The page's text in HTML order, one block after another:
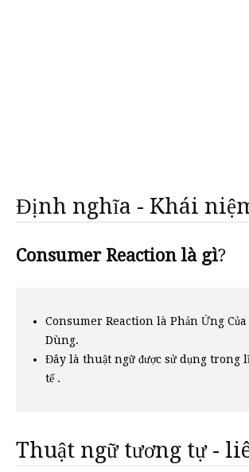
Định nghĩa - Khái
Consumer Reaction là gì?
Consumer Reaction là Phản Ứng
Dùng.
Đây là thuật ngữ được sử dụng trong
tế .
Thuật ngữ tương tự -